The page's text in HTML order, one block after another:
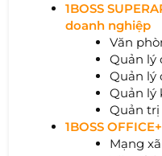
1BOSS
doanh nghiệp
Văn
Quản lý
Quản lý
Quản lý
Quản
1BOSS
Mạng